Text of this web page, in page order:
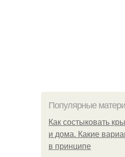
Популярные
Как состыковать
и дома. Какие
в принципе